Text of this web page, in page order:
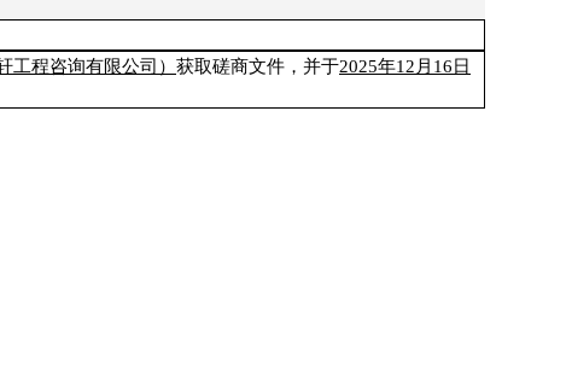
工程咨询有限公司） 获取磋商文件 ，并于2025年12月16日